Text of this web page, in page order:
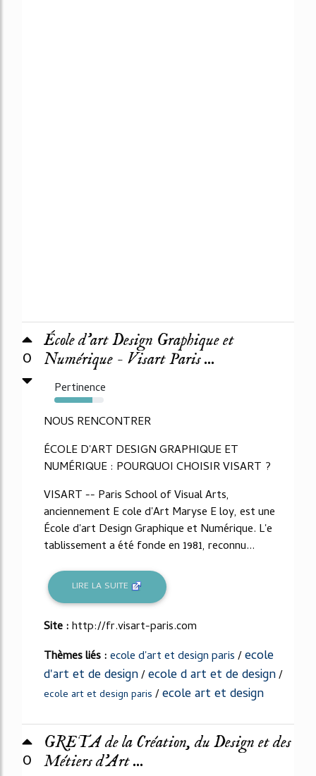
0
École d'art Design Graphique et
Numérique - Visart Paris ...
Pertinence
77%
NOUS RENCONTRER
ÉCOLE D'ART DESIGN GRAPHIQUE ET
NUMÉRIQUE : POURQUOI CHOISIR VISART ?
VISART -- Paris School of Visual Arts,
anciennement E cole d'Art Maryse E loy, est une
École d'art Design Graphique et Numérique. L'e
tablissement a été fonde en 1981, reconnu...
LIRE LA SUITE
Site :http://fr.visart-paris.com
Thèmes liés :ecole d'art et design paris/ecole
d'art et de design/ecole d art et de design/
ecole art et design paris /ecole art et design
0
GRETA de la Création, du Design et des
Métiers d’Art ...